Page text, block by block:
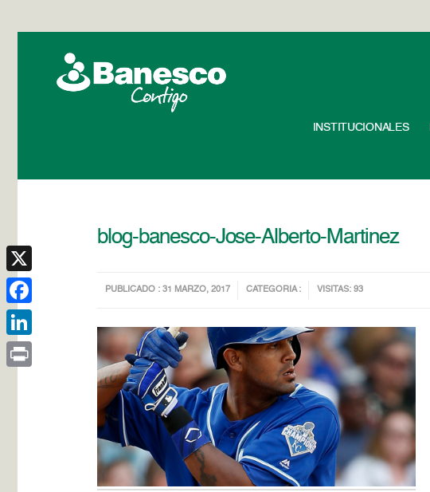
INSTITUCIONALES
blog-banesco-Jose-Alberto-Martinez
PUBLICADO : 31 MARZO, 2017 CATEGORIA : VISITAS: 93
X
Facebook
LinkedIn